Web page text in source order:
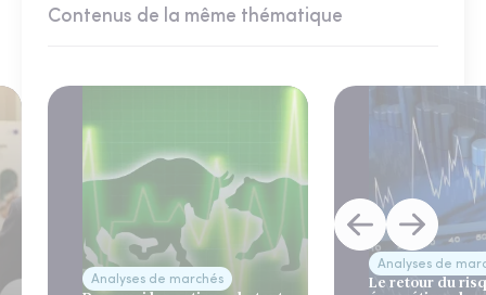
Contenus de la même thématique
Analyses de marchés
Analyses de
Le retour du